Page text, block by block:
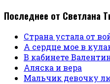
Последнее от Светлана
Страна устала от
А сердце мое в
В кабинете
Аляска и вера
Мальчик девочку